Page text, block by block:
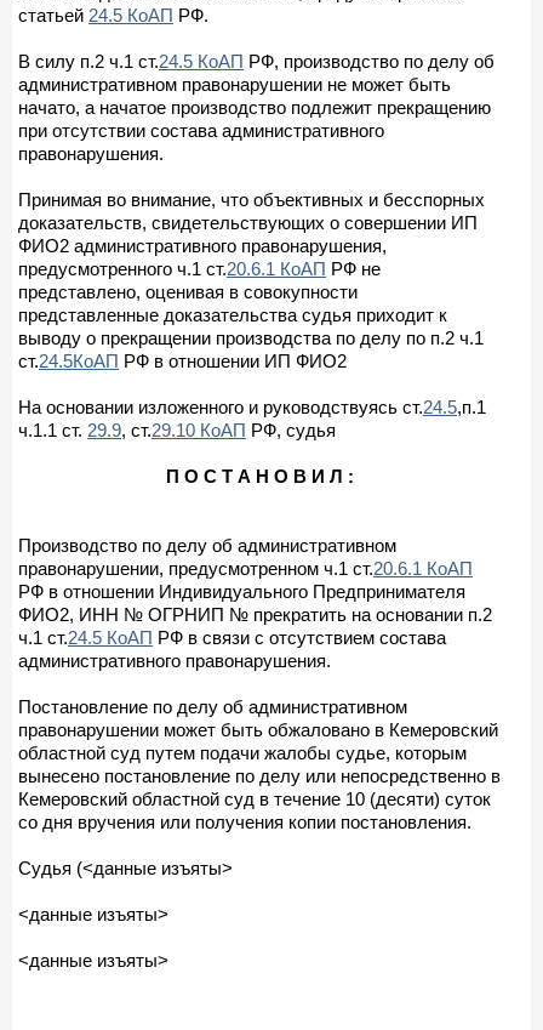
статьей 24.5 КоАП РФ.
В силу п.2 ч.1 ст.24.5 КоАП РФ, производство по делу об
административном правонарушении не может быть
начато, а начатое производство подлежит прекращению
при отсутствии состава административного
правонарушения.
Принимая во внимание, что объективных и бесспорных
доказательств, свидетельствующих о совершении ИП
ФИО2 административного правонарушения,
предусмотренного ч.1 ст.20.6.1 КоАП РФ не
представлено, оценивая в совокупности
представленные доказательства судья приходит к
выводу о прекращении производства по делу по п.2 ч.1
ст.24.5КоАП РФ в отношении ИП ФИО2
На основании изложенного и руководствуясь ст.24.5,п.1
ч.1.1 ст. 29.9, ст.29.10 КоАП РФ, судья
П О С Т А Н О В И Л :
Производство по делу об административном
правонарушении, предусмотренном ч.1 ст.20.6.1 КоАП
РФ в отношении Индивидуального Предпринимателя
ФИО2, ИНН № ОГРНИП № прекратить на основании п.2
ч.1 ст.24.5 КоАП РФ в связи с отсутствием состава
административного правонарушения.
Постановление по делу об административном
правонарушении может быть обжаловано в Кемеровский
областной суд путем подачи жалобы судье, которым
вынесено постановление по делу или непосредственно в
Кемеровский областной суд в течение 10 (десяти) суток
со дня вручения или получения копии постановления.
Судья (<данные изъяты>
<данные изъяты>
<данные изъяты>